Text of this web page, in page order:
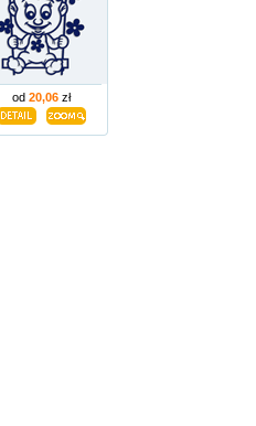
od 20,06zł